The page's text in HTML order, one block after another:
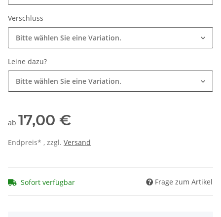
Verschluss
Bitte wählen Sie eine Variation.
Leine dazu?
Bitte wählen Sie eine Variation.
ab 17,00 €
Endpreis* , zzgl. Versand
Sofort verfügbar Frage zum Artikel